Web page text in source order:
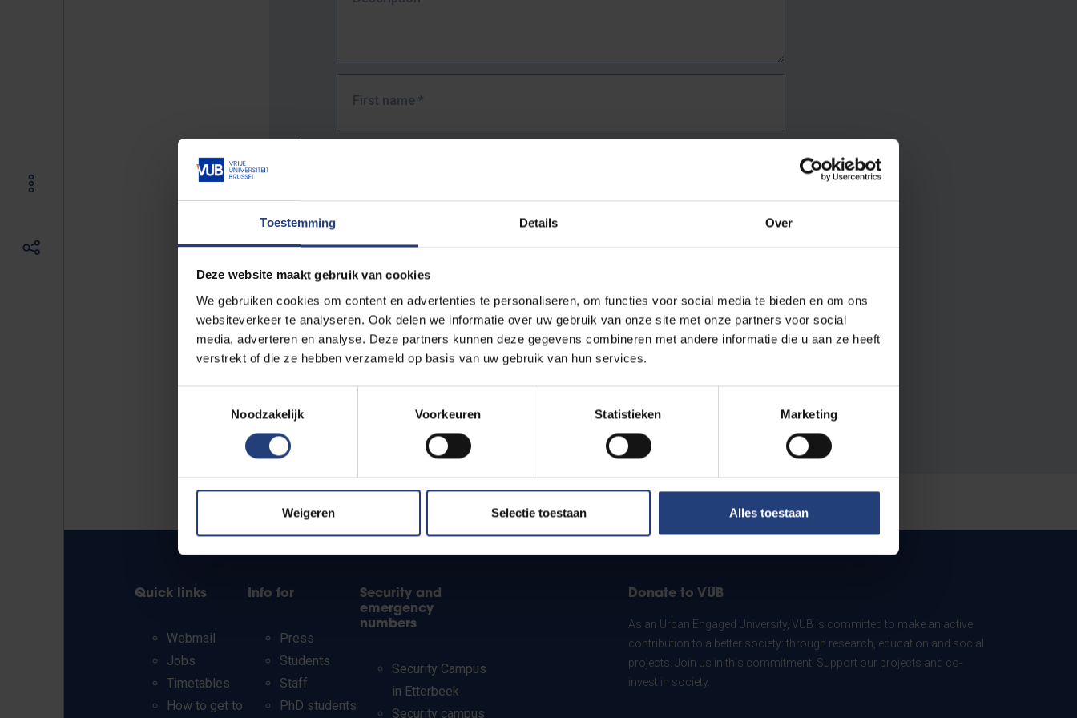
Toestemming Details Over
Deze website maakt gebruik van cookies
We gebruiken cookies om content en advertenties te personaliseren, om functies voor social media te bieden en om ons
websiteverkeer te analyseren. Ook delen we informatie over uw gebruik van onze site met onze partners voor social
media, adverteren en analyse. Deze partners kunnen deze gegevens combineren met andere informatie die u aan ze heeft
verstrekt of die ze hebben verzameld op basis van uw gebruik van hun services.
Noodzakelijk
Voorkeuren Statistieken Marketing
Weigeren Selectie toestaan Alles toestaan
First name *
The full URL of the page where you encountered the error.
E.g. https://www.vub.be/nl/studeren-aan-de-vub/alle-opleidingen
Quick links
Webmail
Jobs
Timetables
How to get to
Info for
Press
Students
Staff
PhD students
Security and
emergency
numbers
Security Campus
in Etterbeek
Security campus
Donate to VUB
As an Urban Engaged University, VUB is committed to make an active
contribution to a better society: through research, education and social
projects. Join us in this commitment. Support our projects and co-
invest in society.